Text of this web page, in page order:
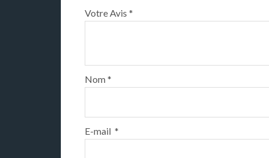
Votre Avis *
Nom*
E-mail *